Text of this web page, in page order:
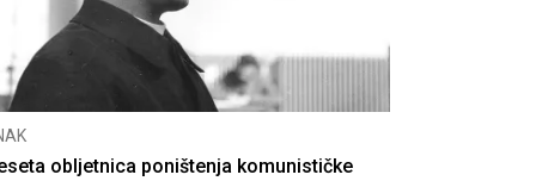
obljetnica poništenja komunističke